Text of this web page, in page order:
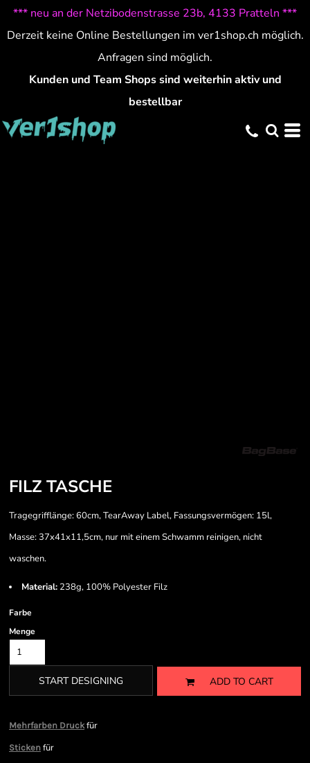
*** neu an der Netzibodenstrasse 23b, 4133 Pratteln ***
Derzeit keine Online Bestellungen im ver1shop.ch möglich.
Anfragen sind möglich.
Kunden und Team Shops sind weiterhin aktiv und
bestellbar
FILZ TASCHE
Tragegrifflänge: 60cm, TearAway Label, Fassungsvermögen: 15l,
Masse: 37x41x11,5cm, nur mit einem Schwamm reinigen, nicht
waschen.
Material: 238g, 100% Polyester Filz
Farbe
Menge
START DESIGNING ADD TO CART
Mehrfarben Druckfür
Sticken für